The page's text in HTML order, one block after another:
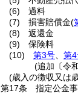
(6)
過料
(7)
損害賠償金(
(8)
返還金
(9)
保険料
(10)
第3号 第
(追加〔令
(歳入の徴収又は
第17条
指定公金